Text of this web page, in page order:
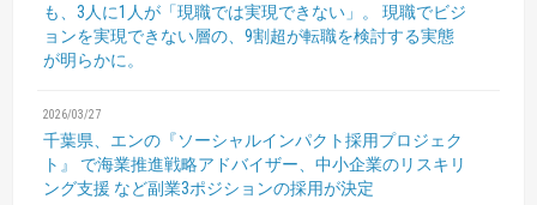
も、3人に1人が「現職では実現できない」。
現職でビジ
ョンを実現できない層の、9割超が転職を検討する実態
が明らかに。
2026/03/27
千葉県、エンの『ソーシャルインパクト採用プロジェク
ト』
で海業推進戦略アドバイザー、中小企業のリスキリ
ング支援 など副業3ポジションの採用が決定